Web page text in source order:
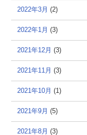
2022年3月 (2)
2022年1月 (3)
2021年12月 (3)
2021年11月 (3)
2021年10月 (1)
2021年9月 (5)
2021年8月 (3)